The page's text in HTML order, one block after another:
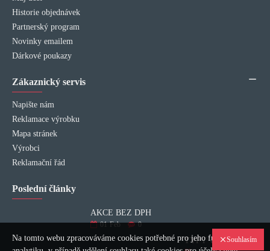
Historie objednávek
Partnerský program
Novinky emailem
Dárkové poukazy
Zákaznický servis
Napište nám
Reklamace výrobku
Mapa stránek
Výrobci
Reklamační řád
Poslední články
AKCE BEZ DPH
01 Feb 0
TYPY VÝPLNÍ INTERIÉROVÝCH DVEŘÍ
Souhlasím
Na tomto webu zpracováváme cookies potřebné pro jeho fungování a